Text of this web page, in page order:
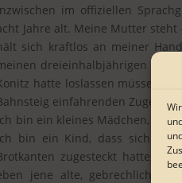
im offiziellen
Jahre alt. Meine Mutter
sich kraftlos an meiner
dreieinhalbjährigen
hatte loslassen müssen,
einfahrenden Zuges
bin ein kleines Mädchen,
bin ein Kind, dass sich
zugesteckt hatte,
jene alte, gebrechliche